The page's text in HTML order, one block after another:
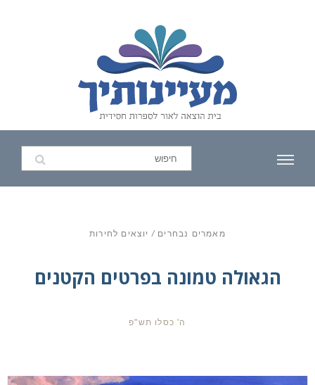
מאמרים נבחרים / יוצאים לחירות
הגאולה טמונה בפרטים הקטנים
ה' כסלו תש"פ